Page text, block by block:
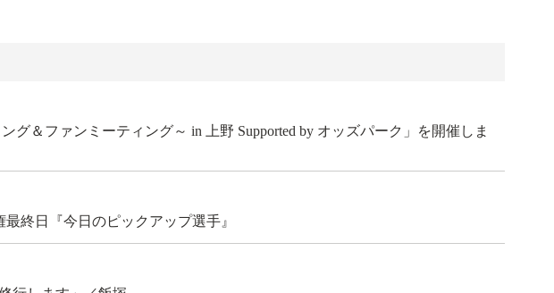
グ＆ファンミーティング～ in 上野 Supported by オッズパーク」を開催しま
終日『今日のピックアップ選手』